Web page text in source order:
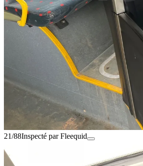
21/88Inspecté par Fleequid